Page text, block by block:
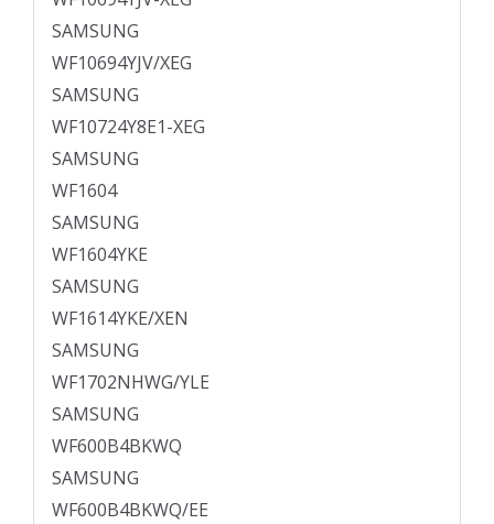
SAMSUNG
WF10694YJV/XEG
SAMSUNG
WF10724Y8E1-XEG
SAMSUNG
WF1604
SAMSUNG
WF1604YKE
SAMSUNG
WF1614YKE/XEN
SAMSUNG
WF1702NHWG/YLE
SAMSUNG
WF600B4BKWQ
SAMSUNG
WF600B4BKWQ/EE